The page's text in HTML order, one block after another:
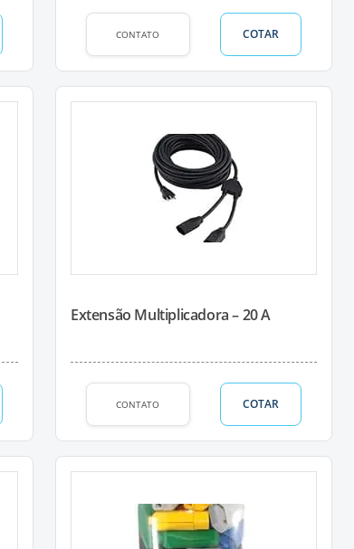
CONTATO COTAR
Extensão Multiplicadora – 20 A
CONTATO COTAR